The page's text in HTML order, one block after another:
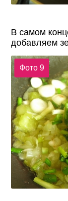
В самом
добавляем
Фото 9